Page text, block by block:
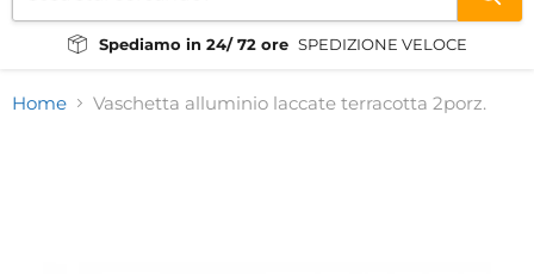
Spediamo in 24/ 72 ore SPEDIZIONE VELOCE
Home Vaschetta alluminio laccate terracotta 2porz.